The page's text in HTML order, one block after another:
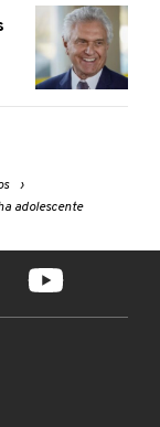
adolescente